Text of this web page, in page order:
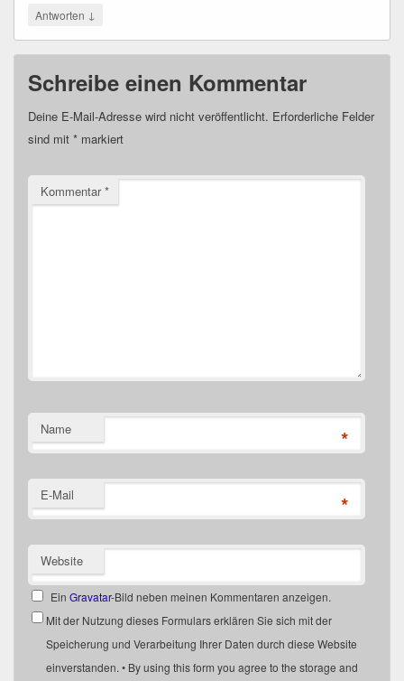
Antworten ↓
Schreibe einen Kommentar
Deine E-Mail-Adresse wird nicht veröffentlicht. Erforderliche Felder
sind mit * markiert
Kommentar*
Name *
E-Mail *
Website
EinGravatar-Bild neben meinen Kommentaren anzeigen.
Mit der Nutzung dieses Formulars erklären Sie sich mit der
Speicherung und Verarbeitung Ihrer Daten durch diese Website
einverstanden. • By using this form you agree to the storage and